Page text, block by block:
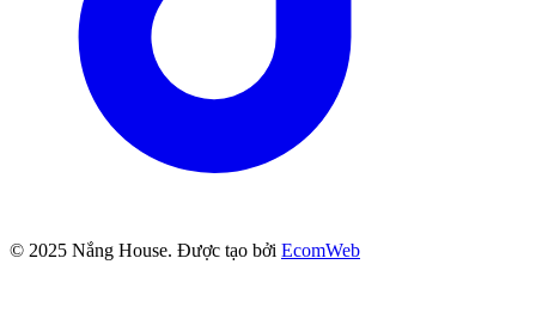
© 2025 Nắng House. Được tạo bởi EcomWeb